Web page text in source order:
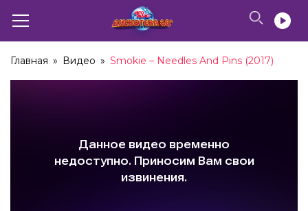
Главная » Видео » Smokie – Needles And Pins (2017)